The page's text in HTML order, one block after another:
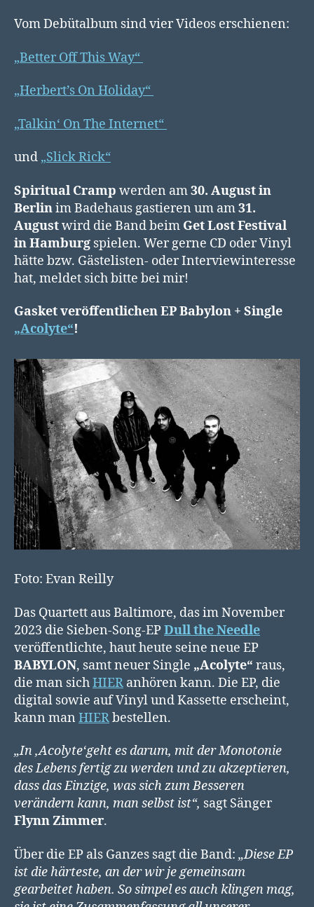
Vom Debütalbum sind vier Videos erschienen:
„Better Off This Way“
„Herbert’s On Holiday“
„Talkin‘ On The Internet“
und „Slick Rick“
Spiritual Cramp werden am30. August in
Berlinim Badehaus gastieren um am31.
Augustwird die Band beim Get Lost Festival
in Hamburg spielen. Wer gerne CD oder Vinyl
hätte bzw. Gästelisten- oder Interviewinteresse
hat, meldet sich bitte bei mir!
Gasket veröffentlichen EP Babylon + Single
„Acolyte“!
Foto: Evan Reilly
Das Quartett aus Baltimore, das im November
2023 die Sieben-Song-EPDull the Needle
veröffentlichte, haut heute seine neue EP
BABYLON, samt neuer Single „Acolyte“ raus,
die man sichHIER anhören kann. Die EP, die
digital sowie auf Vinyl und Kassette erscheint,
kann man HIERbestellen.
„In ‚Acolyte‘geht es darum, mit der Monotonie
des Lebens fertig zu werden und zu akzeptieren,
dass das Einzige, was sich zum Besseren
verändern kann, man selbst ist“, sagt Sänger
Flynn Zimmer.
Über die EP als Ganzes sagt die Band: „Diese EP
ist die härteste, an der wir je gemeinsam
gearbeitet haben. So simpel es auch klingen mag,